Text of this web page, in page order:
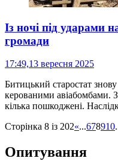
Із ночі під ударами
громади
17:49,13 вересня 2025
Битицький старостат
керованими
кілька пошкоджені.
Сторінка 8 із 202«...678910
Опитування